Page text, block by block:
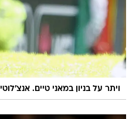
ויתר על בניון במאני טיים. אנצ'לוטי